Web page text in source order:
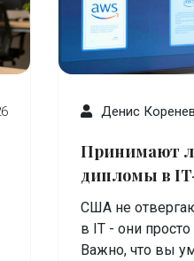
Денис Коренев
Принимают
дипломы в
США не
в IT - они
Важно, что вы